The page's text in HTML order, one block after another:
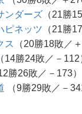
ンダーズ （21勝
ピネッツ （21勝
ス
（20勝18敗／＋
（14勝24敗／－112
12勝26敗／－173）
（9勝29敗／－